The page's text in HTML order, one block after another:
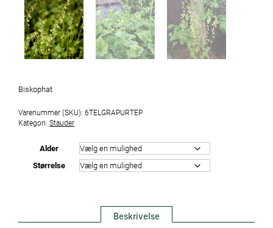
Biskophat
Varenummer (SKU): 6TELGRAPURTEP
Kategori: Stauder
Alder
Størrelse
Beskrivelse